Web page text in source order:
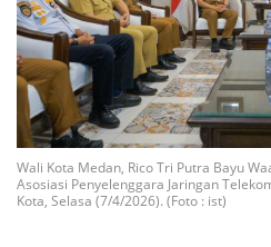
Wali Kota Medan, Rico Tri Putra Bayu
Asosiasi Penyelenggara Jaringan
Kota, Selasa (7/4/2026). (Foto : ist)